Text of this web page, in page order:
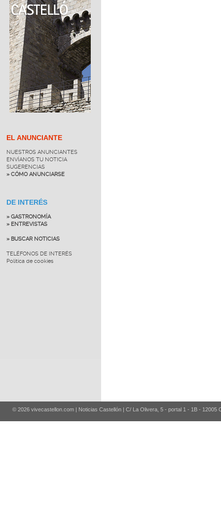
EL ANUNCIANTE
NUESTROS ANUNCIANTES
ENVÍANOS TU NOTICIA
SUGERENCIAS
» CÓMO ANUNCIARSE
DE INTERÉS
» GASTRONOMÍA
» ENTREVISTAS
» BUSCAR NOTICIAS
TELÉFONOS DE INTERÉS
Política de cookies
© 2026 vivecastellon.com | Noticias Castellón | C/ La Olivera, 5 - portal 1 - 1B - 12005